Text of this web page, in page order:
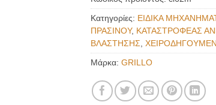
Κατηγορίες: ΕΙΔΙΚΑ
ΠΡΑΣΙΝΟΥ, ΚΑΤΑΣΤΡΟΦΕΑΣ
ΒΛΑΣΤΗΣΗΣ,
Μάρκα: GRILLO